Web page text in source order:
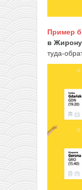
Пример
в Жирону
туда-